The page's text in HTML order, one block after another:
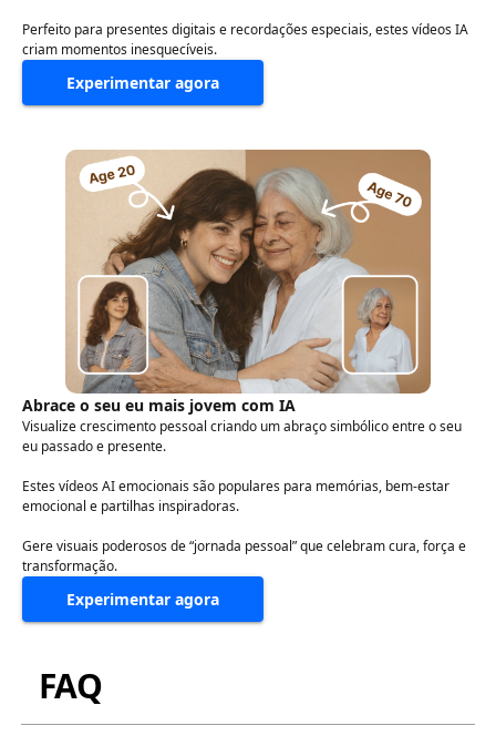
Perfeito para presentes digitais e recordações especiais, estes vídeos IA
criam momentos inesquecíveis.
Experimentar agora
Abrace o seu eu mais jovem com IA
Visualize crescimento pessoal criando um abraço simbólico entre o seu
eu passado e presente.
Estes vídeos AI emocionais são populares para memórias, bem-estar
emocional e partilhas inspiradoras.
Gere visuais poderosos de “jornada pessoal” que celebram cura, força e
transformação.
Experimentar agora
FAQ